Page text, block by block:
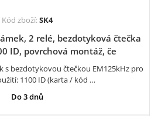
Kód zboží:SK4
2 relé, bezdotyková čtečka
ID, povrchová montáž, če
bezdotykovou čtečkou EM125kHz pro
1100 ID (karta / kód …
Do 3 dnů